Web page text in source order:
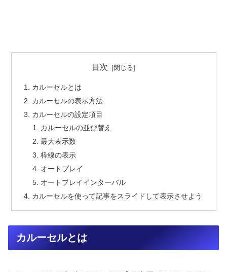
目次
カルーセルとは
カルーセルの表示方法
カルーセルの設定項目
カルーセルの並び替え
最大表示数
枠線の表示
オートプレイ
オートプレイインターバル
カルーセルを使って記事をスライドして表示させよう
カルーセルとは